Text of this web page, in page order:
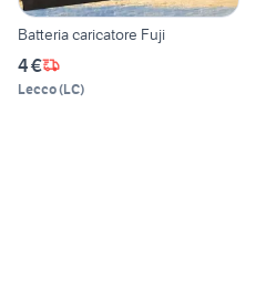
Batteria caricatore Fuji
4 €
Lecco(LC)